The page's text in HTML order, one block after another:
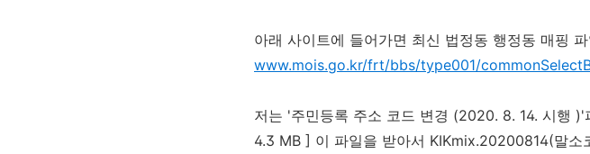
아래 사이트에 들어가면 최신 법정동 행정동 매핑
www.mois.go.kr/frt/bbs/type001/
저는 '주민등록 주소 코드 변경 (2020. 8. 14. 시행
4.3 MB ] 이 파일을 받아서 KIKmix.20200814(말소